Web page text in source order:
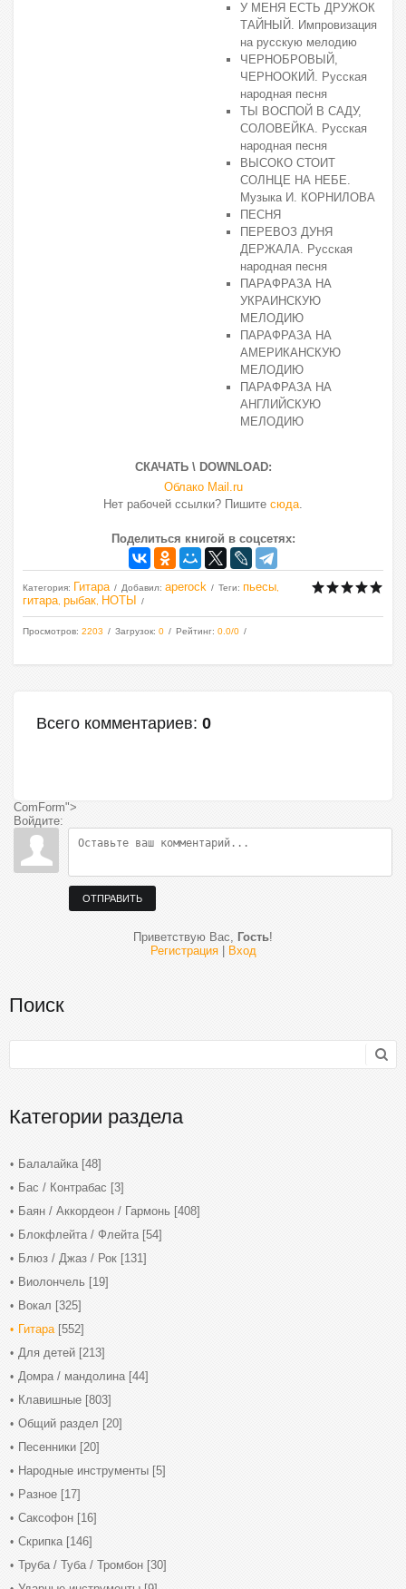
У МЕНЯ ЕСТЬ ДРУЖОК
ТАЙНЫЙ. Импровизация
на русскую мелодию
ЧЕРНОБРОВЫЙ,
ЧЕРНООКИЙ. Русская
народная песня
ТЫ ВОСПОЙ В САДУ,
СОЛОВЕЙКА. Русская
народная песня
ВЫСОКО СТОИТ
СОЛНЦЕ НА НЕБЕ.
Музыка И. КОРНИЛОВА
ПЕСНЯ
ПЕРЕВОЗ ДУНЯ
ДЕРЖАЛА. Русская
народная песня
ПАРАФРАЗА НА
УКРАИНСКУЮ
МЕЛОДИЮ
ПАРАФРАЗА НА
АМЕРИКАНСКУЮ
МЕЛОДИЮ
ПАРАФРАЗА НА
АНГЛИЙСКУЮ
МЕЛОДИЮ
СКАЧАТЬ \ DOWNLOAD:
Облако Mail.ru
Нет рабочей ссылки? Пишите сюда.
Поделиться книгой в соцсетях:
Категория: Гитара Добавил: aperock Теги: пьесы
гитара рыбак НОТЫ
Просмотров: 2203 Загрузок: 0 Рейтинг: 0.0/0
Всего комментариев: 0
ComForm">
Войдите:
ОТПРАВИТЬ
Приветствую Вас, Гость!
Регистрация| Вход
Поиск
Категории раздела
Балалайка [48]
Бас / Контрабас [3]
Баян / Аккордеон / Гармонь [408]
Блокфлейта / Флейта [54]
Блюз / Джаз / Рок [131]
Виолончель [19]
Вокал [325]
Гитара [552]
Для детей [213]
Домра / мандолина [44]
Клавишные [803]
Общий раздел [20]
Песенники [20]
Народные инструменты [5]
Разное [17]
Саксофон [16]
Скрипка [146]
Труба / Туба / Тромбон [30]